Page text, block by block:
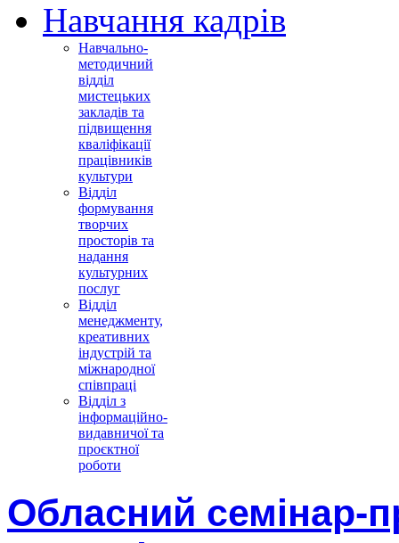
Навчання кадрів
Навчально-
методичний
відділ
мистецьких
закладів та
підвищення
кваліфікації
працівників
культури
Відділ
формування
творчих
просторів та
надання
культурних
послуг
Відділ
менеджменту,
креативних
індустрій та
міжнародної
співпраці
Відділ з
інформаційно-
видавничої та
проєктної
роботи
Обласний семінар-